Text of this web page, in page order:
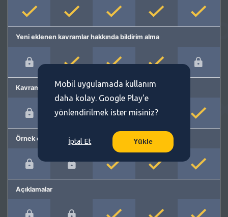
Yeni eklenen kavramlar hakkında bildirim alma
Kavram önerme
Örnek cümleler
Açıklamalar
Mobil uygulamada kullanım
daha kolay. Google Play'e
yönlendirilmek ister misiniz?
İptal Et Yükle